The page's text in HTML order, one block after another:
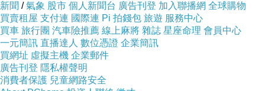
黃子哲、王麗珠、林亭君、陳炳甫、徐弘庭和王
致雅等7人出線。
新聞來源https://tw.news.yahoo.com/藍北市議員
初選提名-現任議員全數過關-085100470.html<
新聞 /氣象 股市 個人新聞台 廣告刊登 加入聯播網 全球購物
買賣租屋 支付連 國際連 Pi 拍錢包 旅遊 服務中心
買車 旅行團 汽車險推薦 線上麻將 雜誌 星座命理 會員中心
一元簡訊 直播達人 數位憑證 企業簡訊
買網址 虛擬主機 企業郵件
廣告刊登 隱私權聲明
消費者保護 兒童網路安全